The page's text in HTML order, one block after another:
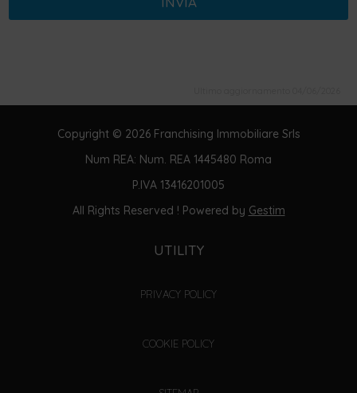
Copyright © 2026 Franchising Immobiliare Srls
Num REA: Num. REA 1445480 Roma
P.IVA 13416201005
All Rights Reserved ! Powered by Gestim
UTILITY
PRIVACY POLICY
COOKIE POLICY